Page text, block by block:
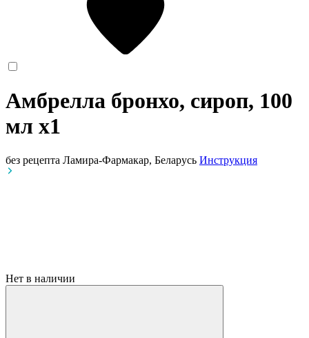
Амбрелла бронхо, сироп, 100
мл x1
без рецепта Ламира-Фармакар, Беларусь Инструкция
Нет в наличии